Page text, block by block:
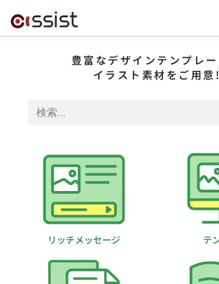
豊富なデザインテンプレー
イラスト素材をご用意!
リッチメッセージ テ